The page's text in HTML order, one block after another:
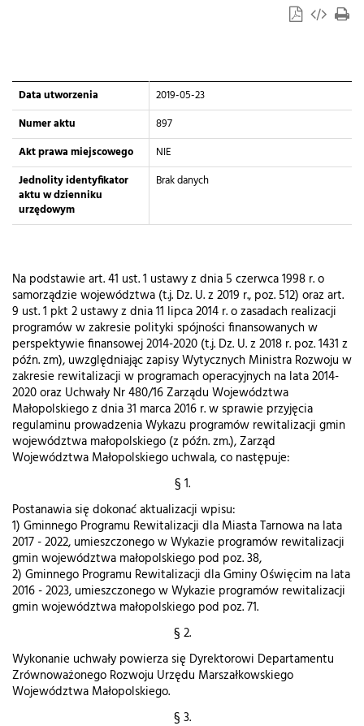
Data utworzenia
2019-05-23
Numer aktu
897
Akt prawa miejscowego
NIE
Jednolity identyfikator
aktu w dzienniku
urzędowym
Brak danych
Na podstawie art. 41 ust. 1 ustawy z dnia 5 czerwca 1998 r. o
samorządzie województwa (t.j. Dz. U. z 2019 r., poz. 512) oraz art.
9 ust. 1 pkt 2 ustawy z dnia 11 lipca 2014 r. o zasadach realizacji
programów w zakresie polityki spójności finansowanych w
perspektywie finansowej 2014-2020 (t.j. Dz. U. z 2018 r. poz. 1431 z
późn. zm), uwzględniając zapisy Wytycznych Ministra Rozwoju w
zakresie rewitalizacji w programach operacyjnych na lata 2014-
2020 oraz Uchwały Nr 480/16 Zarządu Województwa
Małopolskiego z dnia 31 marca 2016 r. w sprawie przyjęcia
regulaminu prowadzenia Wykazu programów rewitalizacji gmin
województwa małopolskiego (z późn. zm.), Zarząd
Województwa Małopolskiego uchwala, co następuje:
§ 1.
Postanawia się dokonać aktualizacji wpisu:
1) Gminnego Programu Rewitalizacji dla Miasta Tarnowa na lata
2017 - 2022, umieszczonego w Wykazie programów rewitalizacji
gmin województwa małopolskiego pod poz. 38,
2) Gminnego Programu Rewitalizacji dla Gminy Oświęcim na lata
2016 - 2023, umieszczonego w Wykazie programów rewitalizacji
gmin województwa małopolskiego pod poz. 71.
§ 2.
Wykonanie uchwały powierza się Dyrektorowi Departamentu
Zrównoważonego Rozwoju Urzędu Marszałkowskiego
Województwa Małopolskiego.
§ 3.